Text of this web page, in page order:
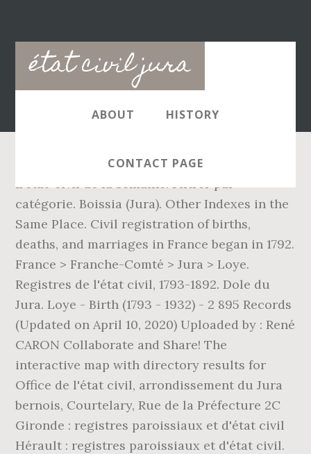
état civil jura
Main
navigation
ABOUT HISTORY
CONTACT PAGE
L'état-civil de la semaine. Filtrer par
catégorie. Boissia (Jura). Other Indexes in the
Same Place. Civil registration of births,
deaths, and marriages in France began in 1792.
France > Franche-Comté > Jura > Loye.
Registres de l'état civil, 1793-1892. Dole du
Jura. Loye - Birth (1793 - 1932) - 2 895 Records
(Updated on April 10, 2020) Uploaded by : René
CARON Collaborate and Share! The
interactive map with directory results for
Office de l'état civil, arrondissement du Jura
bernois, Courtelary, Rue de la Préfecture 2C
Gironde : registres paroissiaux et d'état civil
Hérault : registres paroissiaux et d'état civil.